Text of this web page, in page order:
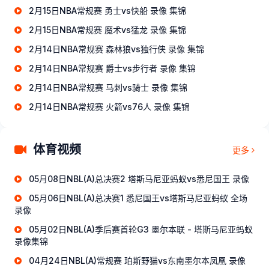
2月15日NBA常规赛 勇士vs快船 录像 集锦
2月15日NBA常规赛 魔术vs猛龙 录像 集锦
2月14日NBA常规赛 森林狼vs独行侠 录像 集锦
2月14日NBA常规赛 爵士vs步行者 录像 集锦
2月14日NBA常规赛 马刺vs骑士 录像 集锦
2月14日NBA常规赛 火箭vs76人 录像 集锦
体育视频 更多
05月08日NBL(A)总决赛2 塔斯马尼亚蚂蚁vs悉尼国王 录像
05月06日NBL(A)总决赛1 悉尼国王vs塔斯马尼亚蚂蚁 全场
录像
05月02日NBL(A)季后赛首轮G3 墨尔本联 - 塔斯马尼亚蚂蚁
录像集锦
04月24日NBL(A)常规赛 珀斯野猫vs东南墨尔本凤凰 录像